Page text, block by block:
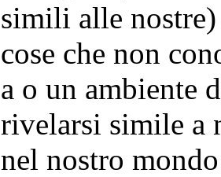
simili alle
cose che non
a o un ambiente
rivelarsi simile a
nel nostro